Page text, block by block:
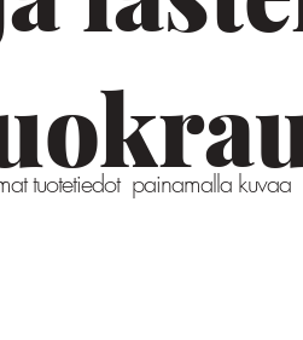
tuotetiedot painamalla kuvaa